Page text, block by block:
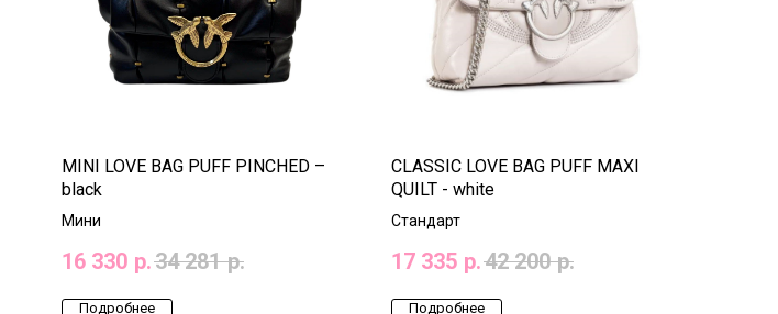
MINI LOVE BAG PUFF PINCHED –
black
Мини
16 330 р.34 281 р.
Подробнее
CLASSIC LOVE BAG PUFF MAXI
QUILT - white
Стандарт
17 335 р.42 200 р.
Подробнее